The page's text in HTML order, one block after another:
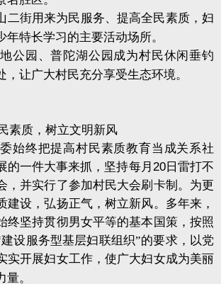
二街用来为民服务、提高全民素质，妇
年特长学习的主要活动场所。
公园、普陀湖公园成为村民休闲垂钓
，让广大村民充分享受生态环境。
素质，树立文明新风
始终把提高村民素质教育当成关系社
的一件大事来抓，坚持每月 20日雷打不
，并实行了参加村民大会刷卡制。为更
建设，弘扬正气，树立新风。多年来，
终坚持贯彻男女平等的基本国策，按照
设服务型基层妇联组织”的要求，以党
实开展妇女工作，使广大妇女成为美丽
。